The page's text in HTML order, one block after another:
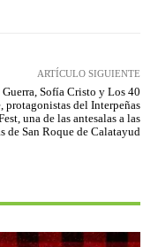
ARTÍCULO SIGUIENTE
Guerra, Sofía Cristo y Los 40
protagonistas del Interpeñas
una de las antesalas a las
de San Roque de Calatayud